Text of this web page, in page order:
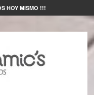
HOY MISMO !!!